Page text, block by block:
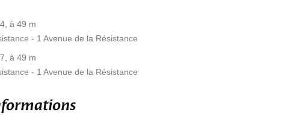
à 49 m
- 1 Avenue de la Résistance
à 49 m
- 1 Avenue de la Résistance